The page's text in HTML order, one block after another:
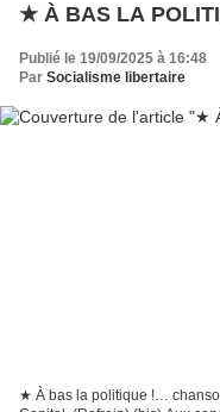
★ À BAS LA
Publié le 19/09/2025 à 16:48
Par Socialisme libertaire
★ À bas la politique !…